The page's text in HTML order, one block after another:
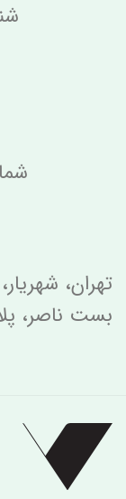
تهران،
بست ناصر، پلاک